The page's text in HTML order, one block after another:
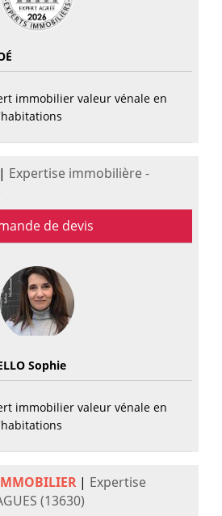
immobilier valeur vénale en
Expertise immobilière -
de devis
Sophie
immobilier valeur vénale en
| Expertise
(13630)